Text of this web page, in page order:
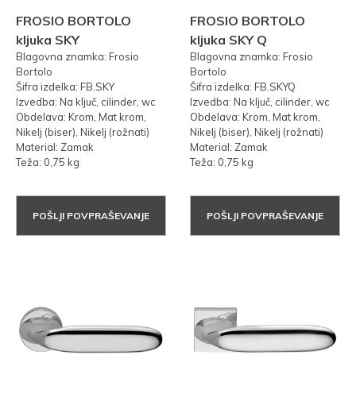
FROSIO BORTOLO
kljuka SKY
Blagovna znamka: Frosio
Bortolo
Šifra izdelka: FB.SKY
Izvedba: Na ključ, cilinder, wc
Obdelava: Krom, Mat krom,
Nikelj (biser), Nikelj (rožnati)
Material: Zamak
Teža: 0,75 kg
POŠLJI POVPRAŠEVANJE
FROSIO BORTOLO
kljuka SKY Q
Blagovna znamka: Frosio
Bortolo
Šifra izdelka: FB.SKYQ
Izvedba: Na ključ, cilinder, wc
Obdelava: Krom, Mat krom,
Nikelj (biser), Nikelj (rožnati)
Material: Zamak
Teža: 0,75 kg
POŠLJI POVPRAŠEVANJE